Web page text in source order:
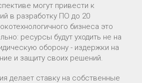
могут привести к
в разработку ПО до 20
бизнеса это
ресурсы будут уходить не на
оборону - издержки на
и защиту своих решений.
делает ставку на собственные